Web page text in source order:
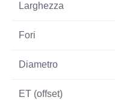
Larghezza
Fori
Diametro
ET (offset)